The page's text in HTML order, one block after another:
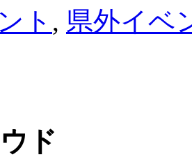
ト , 県外イベ
ド